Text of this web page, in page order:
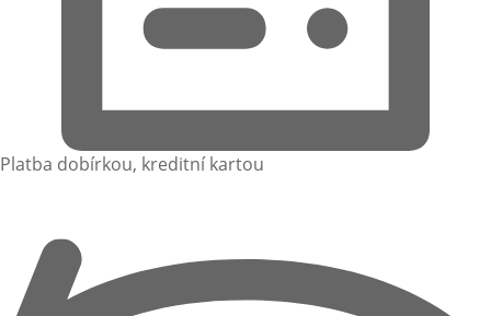
Platba dobírkou, kreditní kartou